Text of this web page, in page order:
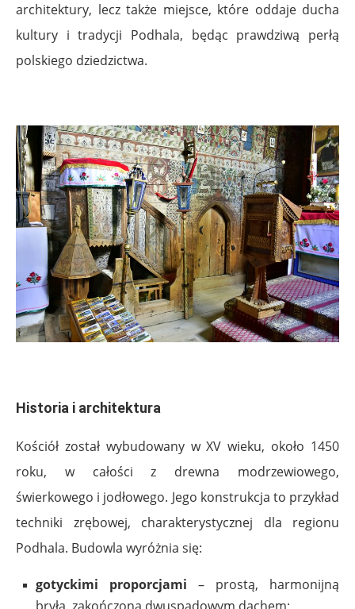
architektury, lecz także miejsce, które oddaje ducha
kultury i tradycji Podhala, będąc prawdziwą perłą
polskiego dziedzictwa.
Historia i architektura
Kościół został wybudowany w XV wieku, około 1450
roku, w całości z drewna modrzewiowego,
świerkowego i jodłowego. Jego konstrukcja to przykład
techniki zrębowej, charakterystycznej dla regionu
Podhala. Budowla wyróżnia się:
gotyckimi proporcjami – prostą, harmonijną